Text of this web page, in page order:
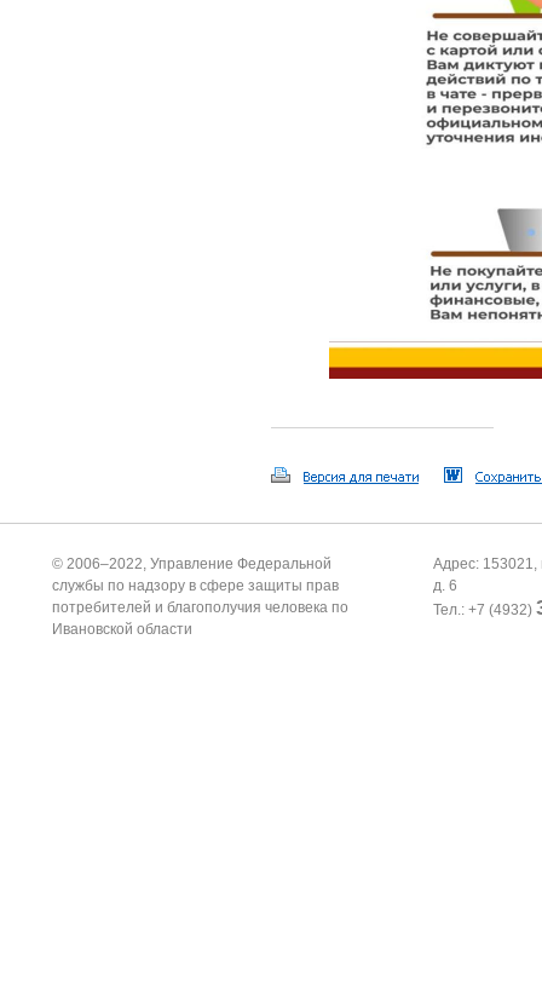
© 2006–2022, Управление Федеральной
службы по надзору в сфере защиты прав
потребителей и благополучия человека по
Ивановской области
Адрес: 153021,
д. 6
Тел.: +7 (4932)